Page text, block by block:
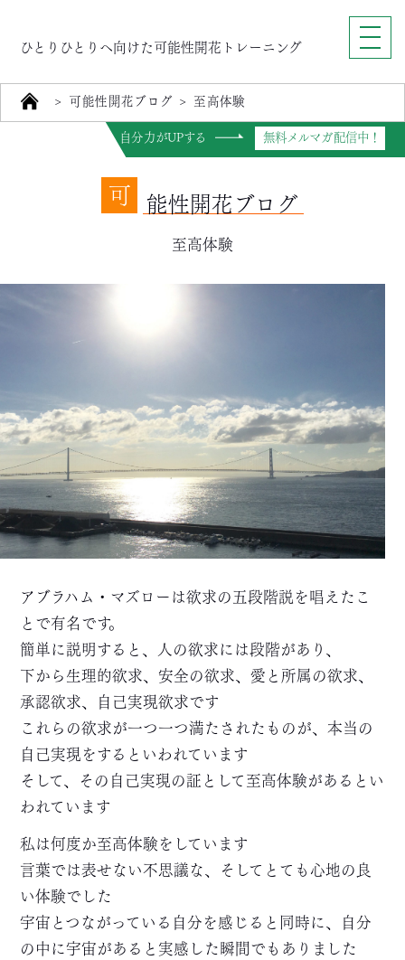
ひとりひとりへ向けた可能性開花トレーニング
> 可能性開花ブログ > 至高体験
自分力がUPする
無料メルマガ配信中！
可 能性開花ブログ
至高体験
アブラハム・マズローは欲求の五段階説を唱えたこ
とで有名です。
簡単に説明すると、人の欲求には段階があり、
下から生理的欲求、安全の欲求、愛と所属の欲求、
承認欲求、自己実現欲求です
これらの欲求が一つ一つ満たされたものが、本当の
自己実現をするといわれています
そして、その自己実現の証として至高体験があるとい
われています
私は何度か至高体験をしています
言葉では表せない不思議な、そしてとても心地の良
い体験でした
宇宙とつながっている自分を感じると同時に、自分
の中に宇宙があると実感した瞬間でもありました